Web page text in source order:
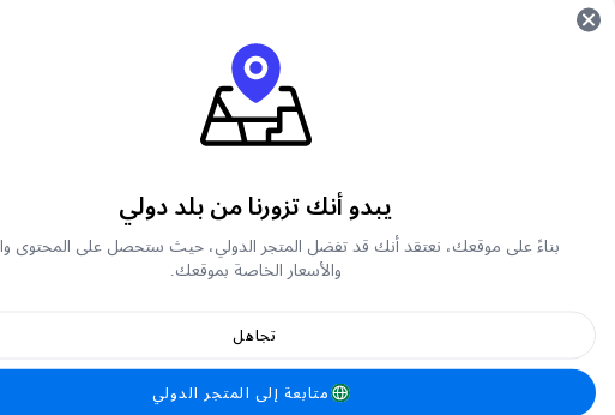
يبدو أنك تزورنا من بلد دولي
بناءً على موقعك، نعتقد أنك قد تفضل المتجر الدولي، حيث ستحصل على المحتوى
والأسعار الخاصة بموقعك.
تجاهل
متابعة إلى المتجر الدولي